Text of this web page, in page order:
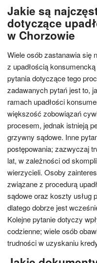
Jakie są
dotyczące
w Chorzowie
Wiele osób zastanawia się
z upadłością
pytania dotyczące tego
zadawanych pytań jest to,
ramach upadłości
większość zobowiązań
procesem, jednak istnieją
grzywny sądowe. Inne
postępowania; zazwyczaj
lat, w zależności od
wierzycieli. Osoby
związane z procedurą
sądowe oraz koszty usług
dlatego dobrze jest
Kolejne pytanie dotyczy
codzienne; wiele osób
trudności w uzyskaniu